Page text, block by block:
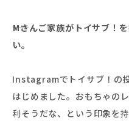
――Mさんご家族がトイサブ！
い。
Instagramでトイサブ！の
はじめました。おもちゃの
利そうだな、という印象を